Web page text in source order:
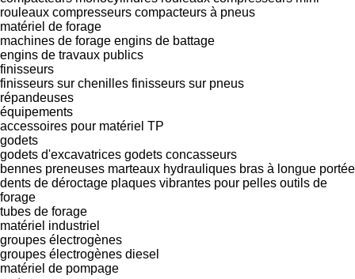
rouleaux compresseurs compacteurs à pneus
matériel de forage
machines de forage engins de battage
engins de travaux publics
finisseurs
finisseurs sur chenilles finisseurs sur pneus
répandeuses
équipements
accessoires pour matériel TP
godets
godets d'excavatrices godets concasseurs
bennes preneuses marteaux hydrauliques bras à longue portée
dents de déroctage plaques vibrantes pour pelles outils de
forage
tubes de forage
matériel industriel
groupes électrogènes
groupes électrogènes diesel
matériel de pompage